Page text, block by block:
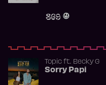
869
Topicft. Becky G
Sorry Papi